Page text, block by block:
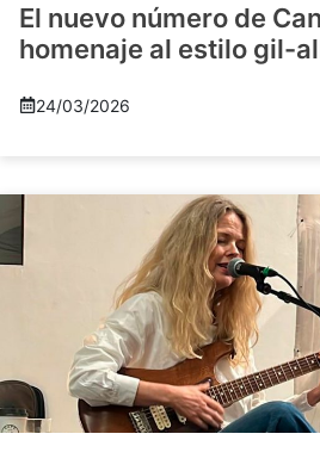
El nuevo número de
homenaje al estilo gil-
24/03/2026